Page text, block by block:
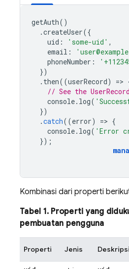
getAuth()
.createUser({
uid : 'some-uid' ,
email :
phoneNumber :
})
. then((userRecord) =>
// See the
console. log(
})
.catch((error) => {
console. log( 'Error
});
Kombinasi dari properti
Tabel 1. Properti yang
pembuatan pengguna
Properti Jenis Deskripsi